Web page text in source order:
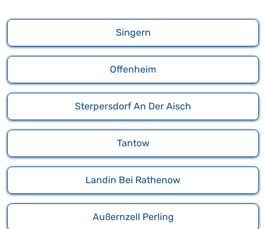
Singern
Offenheim
Sterpersdorf An Der Aisch
Tantow
Landin Bei Rathenow
Außernzell Perling